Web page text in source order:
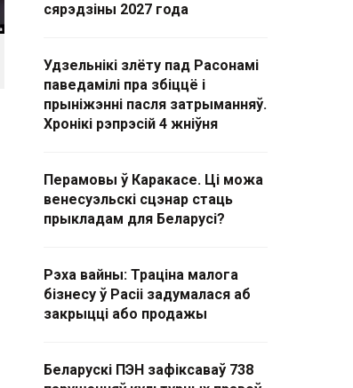
сярэдзіны 2027 года
Удзельнікі злёту пад Расонамі
паведамілі пра збіццё і
прыніжэнні пасля затрыманняў.
Хронікі рэпрэсій 4 жніўня
Перамовы ў Каракасе. Ці можа
венесуэльскі сцэнар стаць
прыкладам для Беларусі?
Рэха вайны: Траціна малога
бізнесу ў Расіі задумалася аб
закрыцці або продажы
Беларускі ПЭН зафіксаваў 738